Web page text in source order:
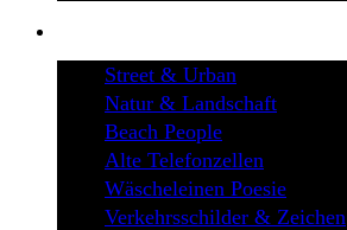
Street & Urban
Natur & Landschaft
Beach People
Alte Telefonzellen
Wäscheleinen Poesie
Verkehrsschilder & Zeichen